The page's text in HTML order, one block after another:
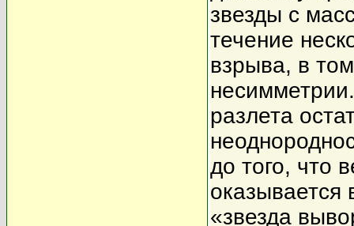
звезды с
течение
взрыва, в
разлета
до того, что
«звезда